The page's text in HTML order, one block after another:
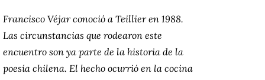
Francisco Véjar conoció a Teillier en 1988.
Las circunstancias que rodearon este
encuentro son ya parte de la historia de la
poesía chilena. El hecho ocurrió en la cocina